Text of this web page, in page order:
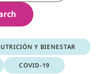
Y BIENESTAR
COVID-19